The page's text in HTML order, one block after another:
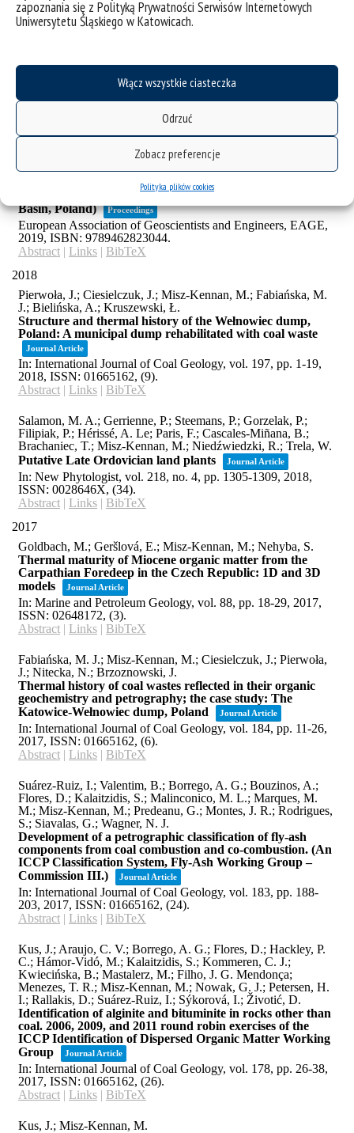
zapoznania się z Polityką Prywatności Serwisów Internetowych
Uniwersytetu Śląskiego w Katowicach.
Włącz wszystkie ciasteczka
Odrzuć
Zobacz preferencje
Polityka plików cookies